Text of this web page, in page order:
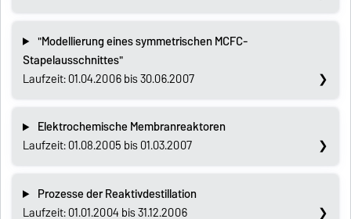
"Modellierung eines symmetrischen MCFC-
Stapelausschnittes"
Laufzeit: 01.04.2006 bis 30.06.2007
Elektrochemische Membranreaktoren
Laufzeit: 01.08.2005 bis 01.03.2007
Prozesse der Reaktivdestillation
Laufzeit: 01.01.2004 bis 31.12.2006